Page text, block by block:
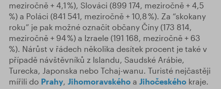
meziročně + 4,1 %), Slováci (899 174, meziročně + 4,5
%) a Poláci (841 541, meziročně + 10,8 %). Za “skokany
roku” je pak možné označit občany Číny (173 814,
meziročně + 94 %) a Izraele (191 168, meziročně + 63
%). Nárůst v řádech několika desítek procent je také v
případě návštěvníků z Islandu, Saudské Arábie,
Turecka, Japonska nebo Tchaj-wanu. Turisté nejčastěji
mířili do Prahy, Jihomoravského a Jihočeského kraje.